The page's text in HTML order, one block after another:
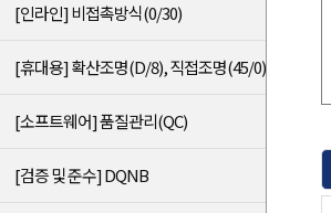
[인라인] 비접촉방식(0/30)
[휴대용] 확산조명(D/8), 직접조명(45/0)
[소프트웨어] 품질관리(QC)
[검증 및 준수] DQNB